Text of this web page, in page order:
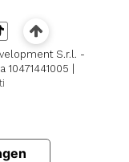
S.r.l. -
10471441005 |